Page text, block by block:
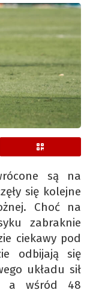
są na
się kolejne
Choć na
zabraknie
ciekawy pod
odbijają się
układu sił
a wśród 48